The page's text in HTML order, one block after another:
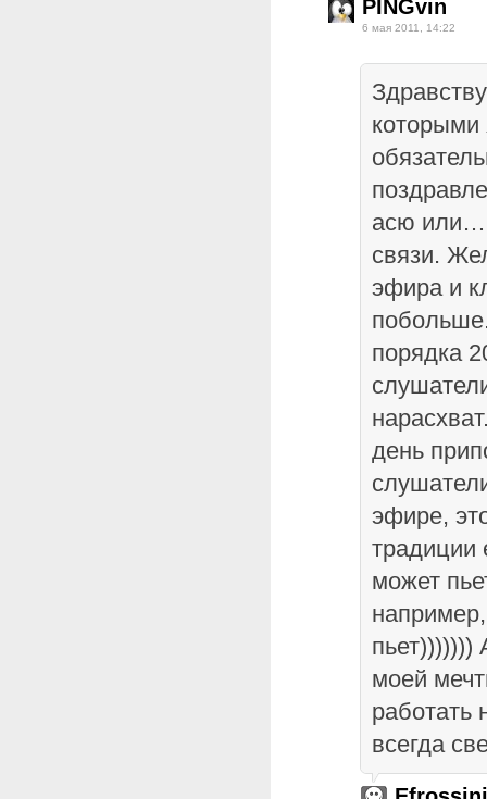
PINGvin
6 мая 2011, 14:22
которыми
асю или…
связи.
эфира и
порядка
день
эфире,
традиции
может
пьет)))))))
моей
работать
всегда